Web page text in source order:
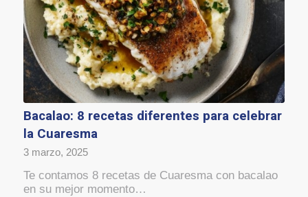
Bacalao: 8 recetas diferentes para celebrar
la Cuaresma
3 marzo, 2025
Te contamos 8 recetas de Cuaresma con bacalao
en su mejor momento…